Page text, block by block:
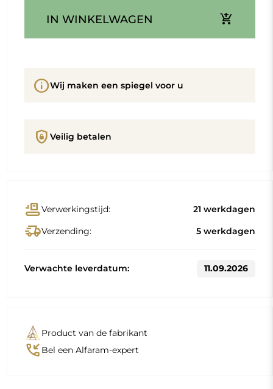
IN WINKELWAGEN add_shopping_cart
infoWij maken een spiegel voor u
shield_lock Veilig betalen
conveyor_beltVerwerkingstijd: 21 werkdagen
delivery_truck_speedVerzending: 5 werkdagen
Verwachte leverdatum: 11.09.2026
Product van de fabrikant
phone_callback Bel een Alfaram-expert